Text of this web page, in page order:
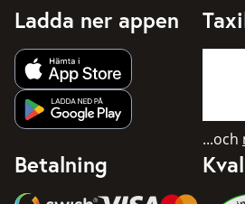
Ladda ner appen
Hämta app från Apple App Store
Hämta app från Google Play
...och
Betalning